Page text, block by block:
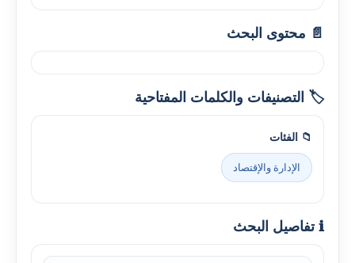
📄 محتوى البحث
🏷️ التصنيفات والكلمات المفتاحية
📁 الفئات
الإدارة والإقتصاد
ℹ️ تفاصيل البحث